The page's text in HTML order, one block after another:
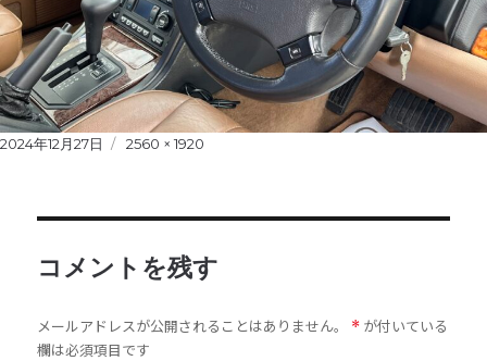
Posted
2024年12月27日
Full
2560 × 1920
コメントを残す
メールアドレスが公開されることはありません。 * が付いている
欄は必須項目です